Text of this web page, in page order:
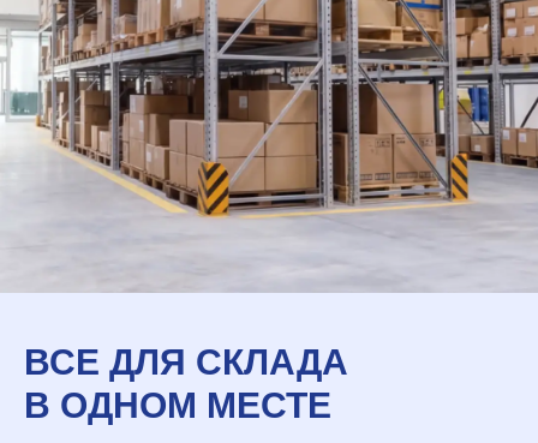
ВСЕ ДЛЯ СКЛАДА
В ОДНОМ МЕСТЕ